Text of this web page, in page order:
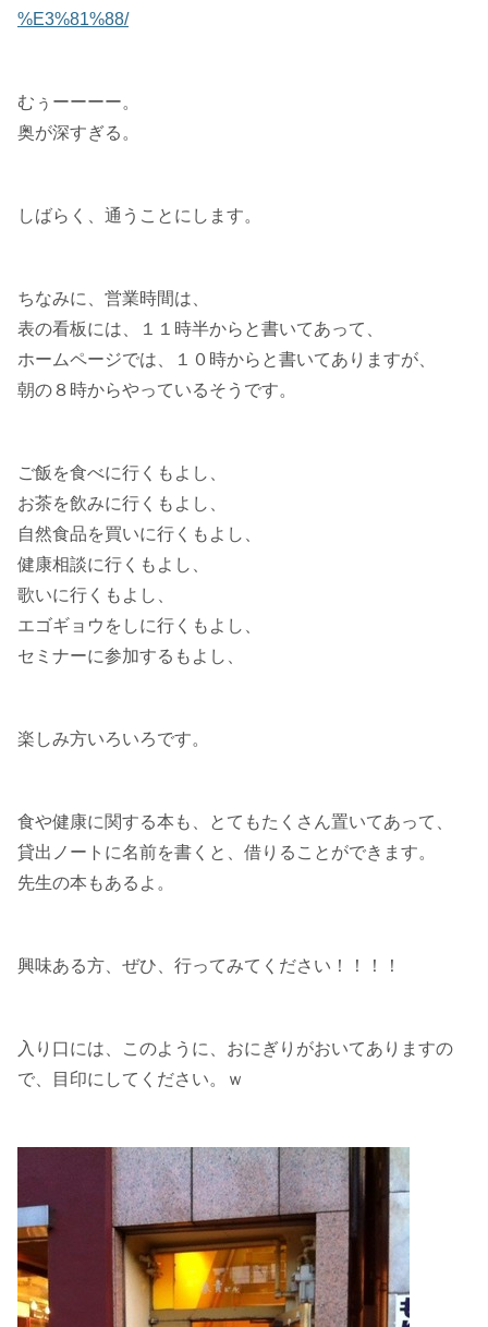
%E3%81%88/
むぅーーーー。
奥が深すぎる。
しばらく、通うことにします。
ちなみに、営業時間は、
表の看板には、１１時半からと書いてあって、
ホームページでは、１０時からと書いてありますが、
朝の８時からやっているそうです。
ご飯を食べに行くもよし、
お茶を飲みに行くもよし、
自然食品を買いに行くもよし、
健康相談に行くもよし、
歌いに行くもよし、
エゴギョウをしに行くもよし、
セミナーに参加するもよし、
楽しみ方いろいろです。
食や健康に関する本も、とてもたくさん置いてあって、
貸出ノートに名前を書くと、借りることができます。
先生の本もあるよ。
興味ある方、ぜひ、行ってみてください！！！！
入り口には、このように、おにぎりがおいてありますの
で、目印にしてください。ｗ